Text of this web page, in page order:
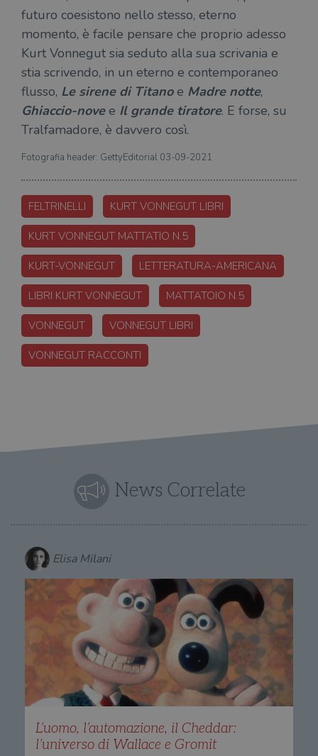
futuro coesistono nello stesso, eterno
momento, è facile pensare che proprio adesso
Kurt Vonnegut sia seduto alla sua scrivania e
stia scrivendo, in un eterno e contemporaneo
flusso, Le sirene di Titanoe Madre notte,
Ghiaccio-novee Il grande tiratore. E forse, su
Tralfamadore, è davvero così.
Fotografia header: GettyEditorial 03-09-2021
FELTRINELLI KURT VONNEGUT LIBRI
KURT VONNEGUT MATTATIO N.5
KURT-VONNEGUT LETTERATURA-AMERICANA
LIBRI KURT VONNEGUT MATTATOIO N.5
VONNEGUT VONNEGUT LIBRI
VONNEGUT RACCONTI
News Correlate
Elisa Milani
L’uomo, l’automazione, il Cheddar:
l’universo di Wallace e Gromit